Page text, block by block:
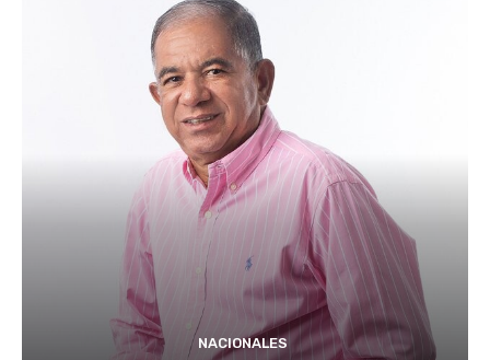
NACIONALES